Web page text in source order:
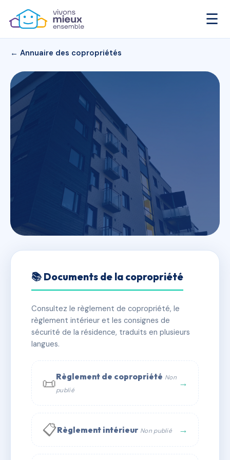
☰
← Annuaire des copropriétés
SDC POLE 2 MAUBUISSON
✓ Immatriculée 🏠 42 lots 🏗 1 bâtiment(s)
📞 Contacter Syndic Digital
📚 Documents de la copropriété
Consultez le règlement de copropriété, le
règlement intérieur et les consignes de
sécurité de la résidence, traduits en plusieurs
langues.
📜Règlement de copropriété Non
publié
→
📋Règlement intérieur Non publié →